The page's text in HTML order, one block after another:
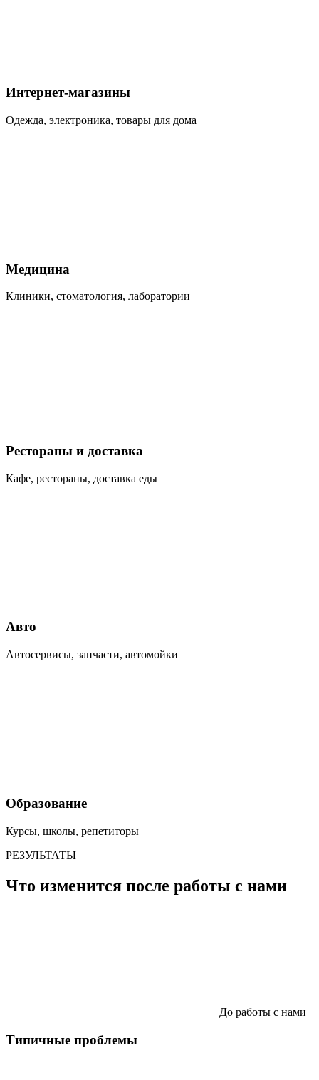
Интернет-магазины
Одежда, электроника, товары для дома
Медицина
Клиники, стоматология, лаборатории
Рестораны и доставка
Кафе, рестораны, доставка еды
Авто
Автосервисы, запчасти, автомойки
Образование
Курсы, школы, репетиторы
РЕЗУЛЬТАТЫ
Что изменится после работы с нами
До работы с нами
Типичные проблемы